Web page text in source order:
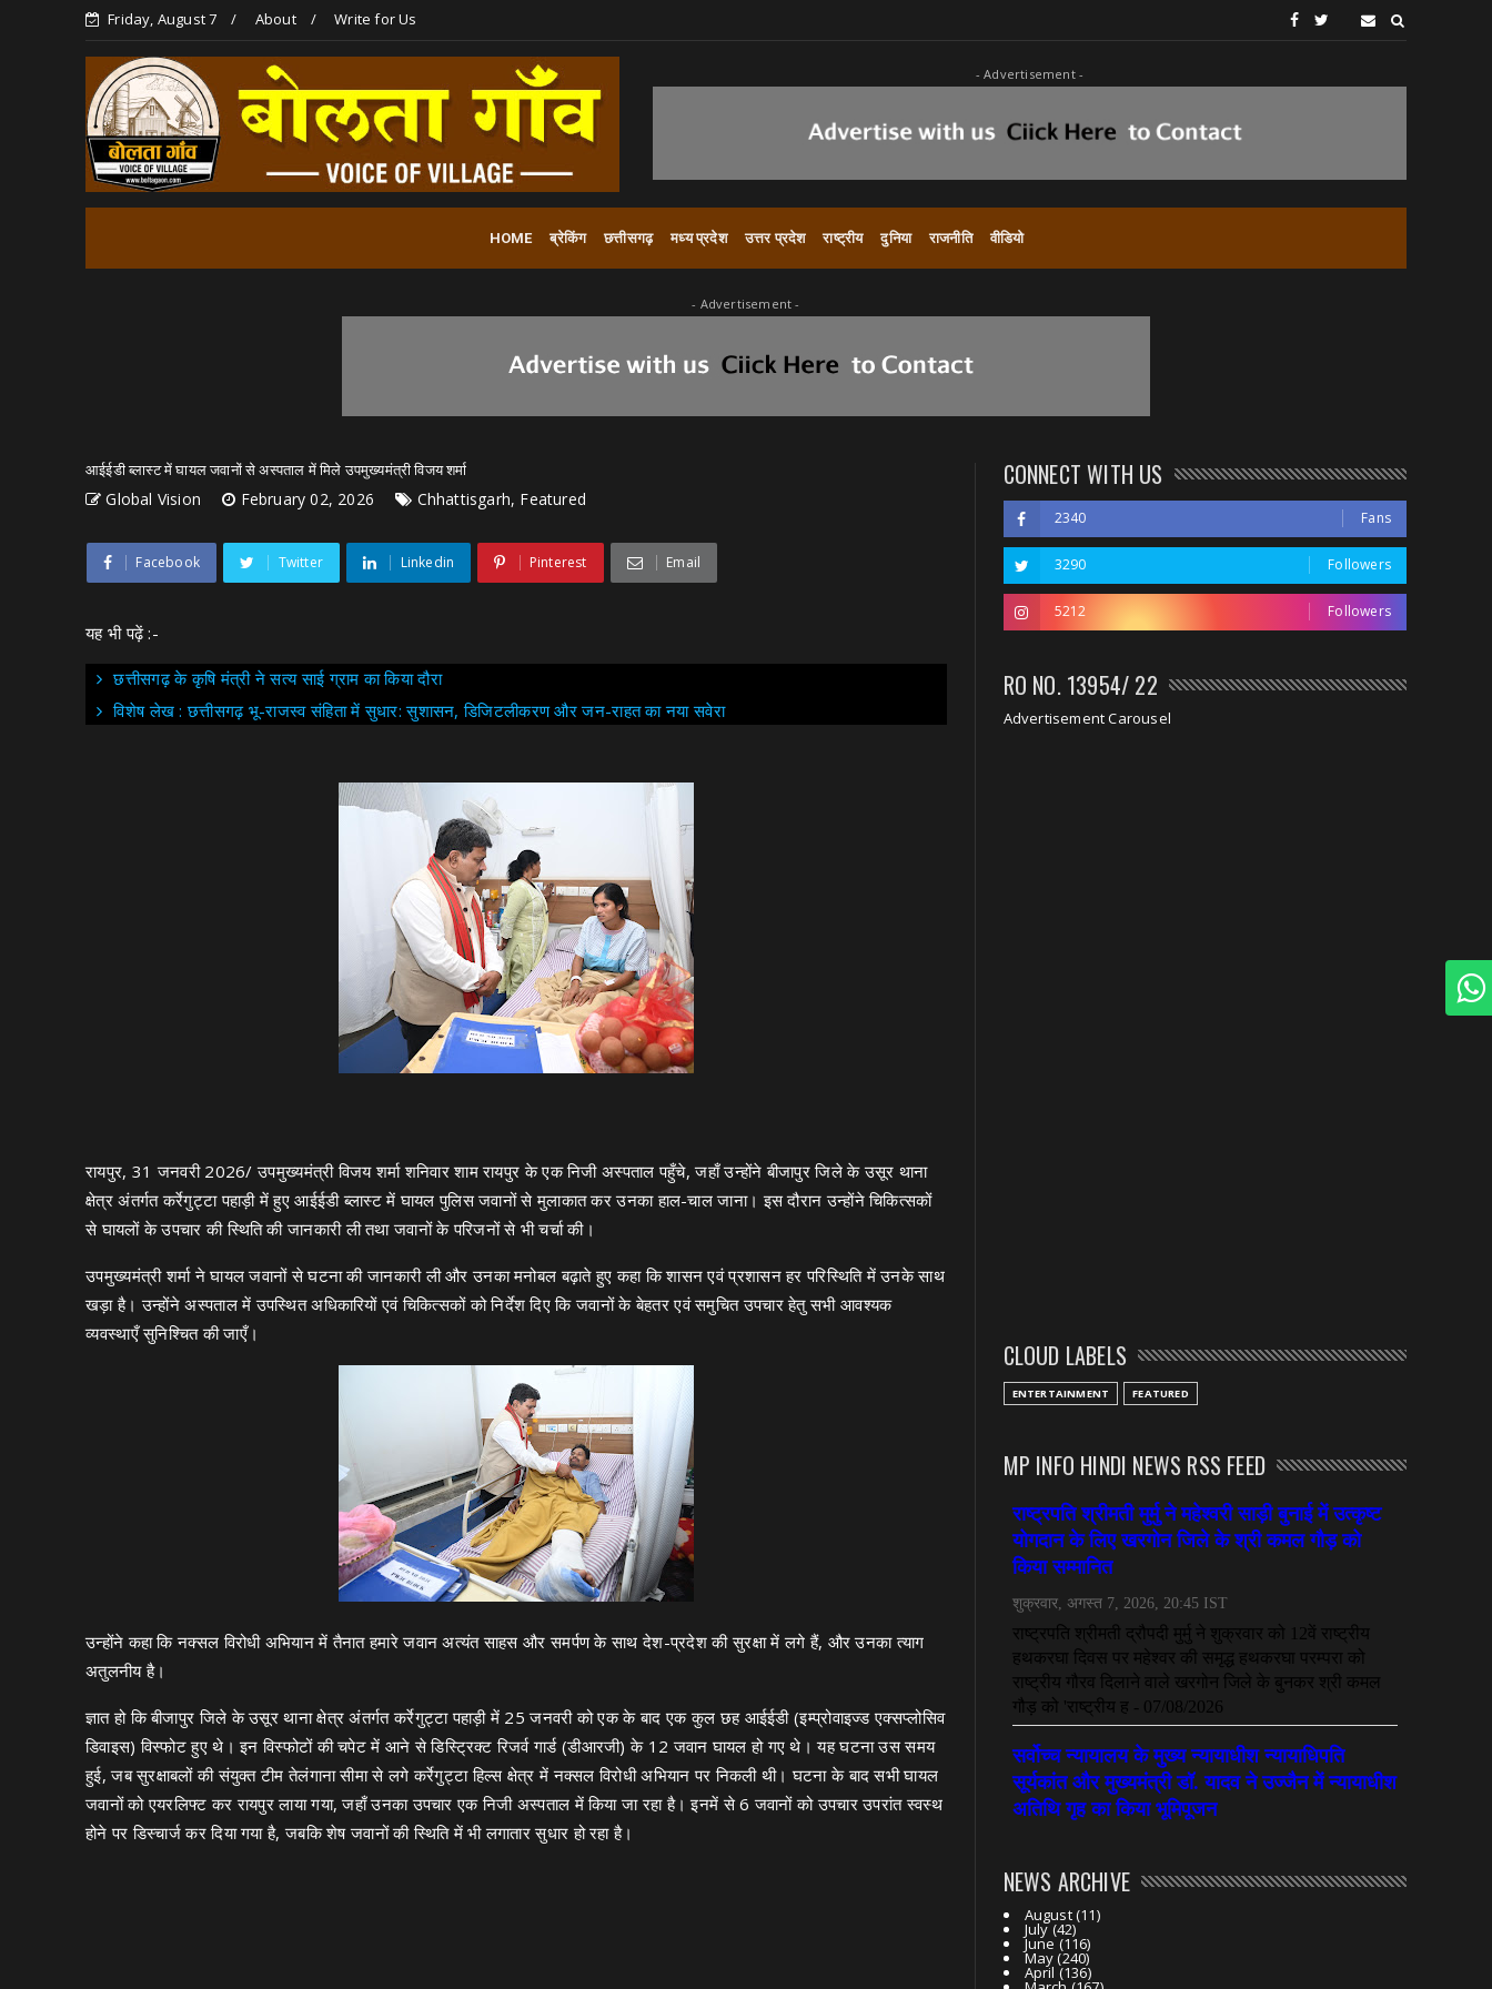
Friday, August 7 About Write for Us
- Advertisement -
HOME ब्रेकिंग छत्तीसगढ़ मध्य प्रदेश उत्तर प्रदेश राष्ट्रीय दुनिया राजनीति वीडियो
- Advertisement -
आईईडी ब्लास्ट में घायल जवानों से अस्पताल में मिले उपमुख्यमंत्री विजय शर्मा
Global Vision February 02, 2026 Chhattisgarh, Featured
Facebook Twitter Linkedin Pinterest Email
यह भी पढ़ें :-
छत्तीसगढ़ के कृषि मंत्री ने सत्य साई ग्राम का किया दौरा
विशेष लेख : छत्तीसगढ़ भू-राजस्व संहिता में सुधार: सुशासन, डिजिटलीकरण और जन-राहत का नया सवेरा
रायपुर, 31 जनवरी 2026/ उपमुख्यमंत्री विजय शर्मा शनिवार शाम रायपुर के एक निजी अस्पताल पहुँचे, जहाँ उन्होंने बीजापुर जिले के उसूर थाना
क्षेत्र अंतर्गत कर्रेगुट्टा पहाड़ी में हुए आईईडी ब्लास्ट में घायल पुलिस जवानों से मुलाकात कर उनका हाल-चाल जाना। इस दौरान उन्होंने चिकित्सकों
से घायलों के उपचार की स्थिति की जानकारी ली तथा जवानों के परिजनों से भी चर्चा की।
उपमुख्यमंत्री शर्मा ने घायल जवानों से घटना की जानकारी ली और उनका मनोबल बढ़ाते हुए कहा कि शासन एवं प्रशासन हर परिस्थिति में उनके साथ
खड़ा है। उन्होंने अस्पताल में उपस्थित अधिकारियों एवं चिकित्सकों को निर्देश दिए कि जवानों के बेहतर एवं समुचित उपचार हेतु सभी आवश्यक
व्यवस्थाएँ सुनिश्चित की जाएँ।
उन्होंने कहा कि नक्सल विरोधी अभियान में तैनात हमारे जवान अत्यंत साहस और समर्पण के साथ देश-प्रदेश की सुरक्षा में लगे हैं, और उनका त्याग
अतुलनीय है।
ज्ञात हो कि बीजापुर जिले के उसूर थाना क्षेत्र अंतर्गत कर्रेगुट्टा पहाड़ी में 25 जनवरी को एक के बाद एक कुल छह आईईडी (इम्प्रोवाइज्ड एक्सप्लोसिव
डिवाइस) विस्फोट हुए थे। इन विस्फोटों की चपेट में आने से डिस्ट्रिक्ट रिजर्व गार्ड (डीआरजी) के 12 जवान घायल हो गए थे। यह घटना उस समय
हुई, जब सुरक्षाबलों की संयुक्त टीम तेलंगाना सीमा से लगे कर्रेगुट्टा हिल्स क्षेत्र में नक्सल विरोधी अभियान पर निकली थी। घटना के बाद सभी घायल
जवानों को एयरलिफ्ट कर रायपुर लाया गया, जहाँ उनका उपचार एक निजी अस्पताल में किया जा रहा है। इनमें से 6 जवानों को उपचार उपरांत स्वस्थ
होने पर डिस्चार्ज कर दिया गया है, जबकि शेष जवानों की स्थिति में भी लगातार सुधार हो रहा है।
CONNECT WITH US
2340 Fans
3290 Followers
5212 Followers
RO NO. 13954/ 22
Advertisement Carousel
CLOUD LABELS
ENTERTAINMENT FEATURED
MP INFO HINDI NEWS RSS FEED
NEWS ARCHIVE
August(11)
July(42)
June(116)
May(240)
April (136)